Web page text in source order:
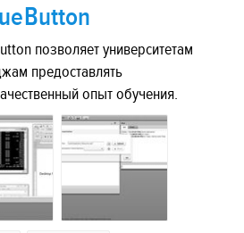
позволяет университетам
предоставлять
опыт обучения.